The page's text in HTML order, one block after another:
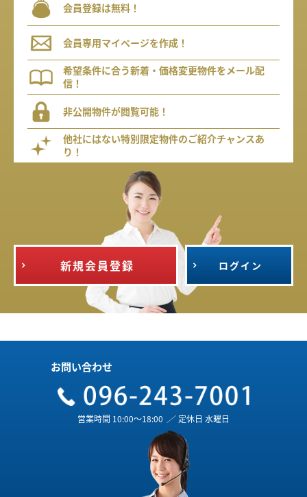
会員登録は無料！
会員専用マイページを作成！
希望条件に合う新着・価格変更物件をメール配
信！
非公開物件が閲覧可能！
他社にはない特別限定物件のご紹介チャンスあ
り！
新規会員登録 ログイン
お問い合わせ
営業時間 10:00～18:00 ／ 定休日 水曜日